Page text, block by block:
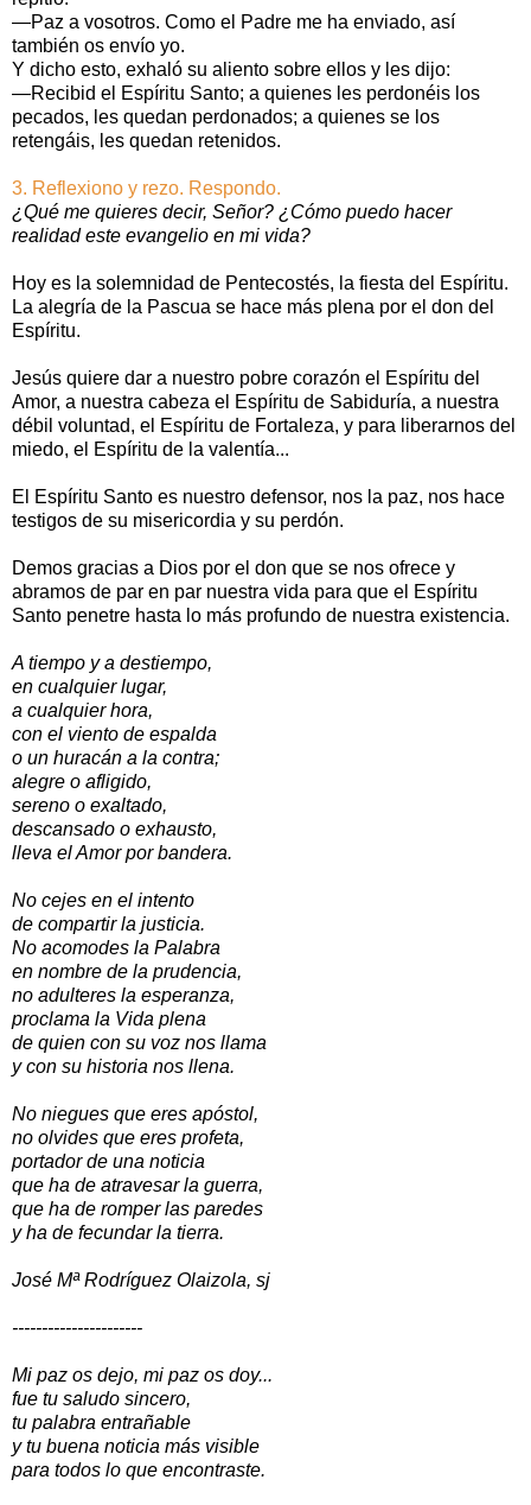
—Paz a vosotros. Como el Padre me ha enviado, así
también os envío yo.
Y dicho esto, exhaló su aliento sobre ellos y les dijo:
—Recibid el Espíritu Santo; a quienes les perdonéis los
pecados, les quedan perdonados; a quienes se los
retengáis, les quedan retenidos.
3. Reflexiono y rezo. Respondo.
¿Qué me quieres decir, Señor? ¿Cómo puedo hacer
realidad este evangelio en mi vida?
Hoy es la solemnidad de Pentecostés, la fiesta del Espíritu.
La alegría de la Pascua se hace más plena por el don del
Espíritu.
Jesús quiere dar a nuestro pobre corazón el Espíritu del
Amor, a nuestra cabeza el Espíritu de Sabiduría, a nuestra
débil voluntad, el Espíritu de Fortaleza, y para liberarnos del
miedo, el Espíritu de la valentía...
El Espíritu Santo es nuestro defensor, nos la paz, nos hace
testigos de su misericordia y su perdón.
Demos gracias a Dios por el don que se nos ofrece y
abramos de par en par nuestra vida para que el Espíritu
Santo penetre hasta lo más profundo de nuestra existencia.
A tiempo y a destiempo,
en cualquier lugar,
a cualquier hora,
con el viento de espalda
o un huracán a la contra;
alegre o afligido,
sereno o exaltado,
descansado o exhausto,
lleva el Amor por bandera.
No cejes en el intento
de compartir la justicia.
No acomodes la Palabra
en nombre de la prudencia,
no adulteres la esperanza,
proclama la Vida plena
de quien con su voz nos llama
y con su historia nos llena.
No niegues que eres apóstol,
no olvides que eres profeta,
portador de una noticia
que ha de atravesar la guerra,
que ha de romper las paredes
y ha de fecundar la tierra.
José Mª Rodríguez Olaizola, sj
----------------------
Mi paz os dejo, mi paz os doy...
fue tu saludo sincero,
tu palabra entrañable
y tu buena noticia más visible
para todos lo que encontraste.